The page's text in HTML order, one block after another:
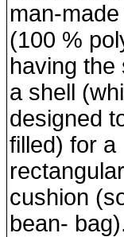
man-
(100 %
having the
a shell
designed
filled) for a
cushion
bean-